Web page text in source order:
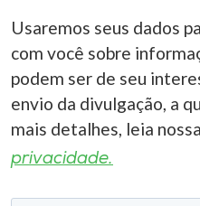
Usaremos seus dados
com você sobre
podem ser de seu
envio da divulgação, a
mais detalhes, leia nossa
privacidade.